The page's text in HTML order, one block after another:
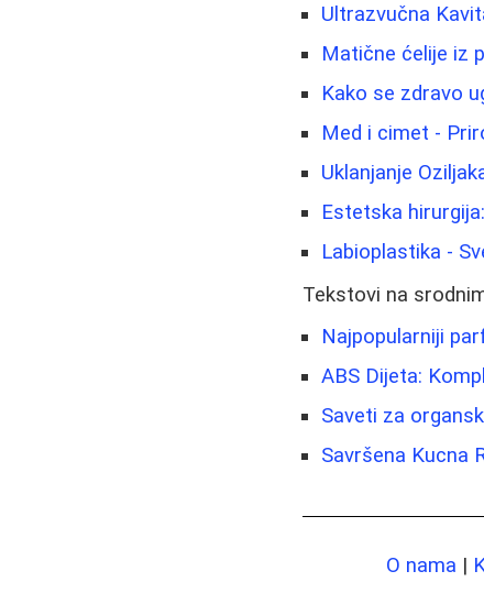
Ultrazvučna
Matične ćelije iz
Kako se zdravo
Med i cimet -
Uklanjanje
Estetska
Labioplastika -
Tekstovi na
Najpopularniji
ABS Dijeta:
Saveti za
Savršena Kucna
O nama |